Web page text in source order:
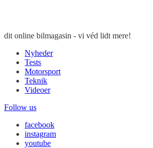
dit online bilmagasin - vi véd lidt mere!
Nyheder
Tests
Motorsport
Teknik
Videoer
Follow us
facebook
instagram
youtube